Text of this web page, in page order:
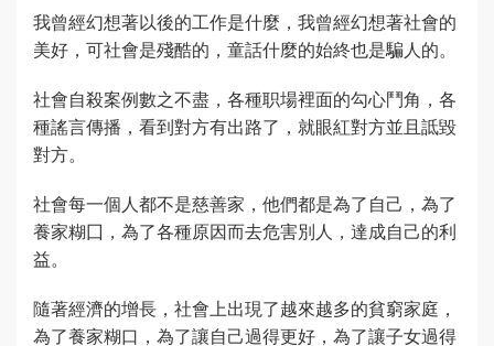
我曾經幻想著以後的工作是什麼，我曾經幻想著社會的
美好，可社會是殘酷的，童話什麼的始終也是騙人的。
社會自殺案例數之不盡，各種职場裡面的勾心鬥角，各
種謠言傳播，看到對方有出路了，就眼紅對方並且詆毀
對方。
社會每一個人都不是慈善家，他們都是為了自己，為了
養家糊囗，為了各種原因而去危害別人，達成自己的利
益。
隨著經濟的增長，社會上出現了越來越多的貧窮家庭，
為了養家糊口，為了讓自己過得更好，為了讓子女過得